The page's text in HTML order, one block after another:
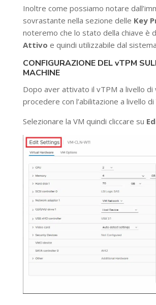
Inoltre come possiamo notare
sovrastante nella sezione delle Key
noteremo che lo stato della chiave è
Attivo e quindi utilizzabile dal
CONFIGURAZIONE DEL vTPM
MACHINE
Dopo aver attivato il vTPM a livello di
procedere con l’abilitazione a livello di
Selezionare la VM quindi cliccare su